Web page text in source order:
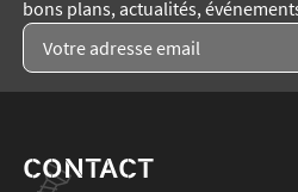
bons plans, actualités,
CONTACT